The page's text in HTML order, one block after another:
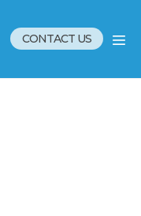
CONTACT US